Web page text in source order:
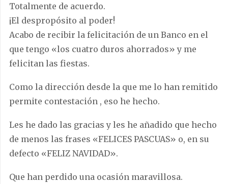
Totalmente de acuerdo.
¡El despropósito al poder!
Acabo de recibir la felicitación de un Banco en el
que tengo «los cuatro duros ahorrados» y me
felicitan las fiestas.
Como la dirección desde la que me lo han remitido
permite contestación , eso he hecho.
Les he dado las gracias y les he añadido que hecho
de menos las frases «FELICES PASCUAS» o, en su
defecto «FELIZ NAVIDAD».
Que han perdido una ocasión maravillosa.